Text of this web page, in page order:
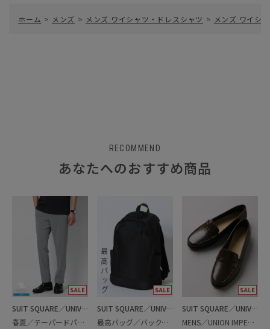
ホーム > メンズ > メンズ ワイシャツ・ドレスシャツ > メンズ ワイシ
RECOMMEND
あなたへのおすすめ商品
SUIT SQUARE／UNIVERSAL LANGUAGE
春夏／テーパードパンツ
SUIT SQUARE／UNIVERSAL LANGUAGE
最高バッグ／バックパック
SUIT SQUARE／UNIVERSAL LANGUAGE
MENS／UNION IMPERIAL監修／コインローファー